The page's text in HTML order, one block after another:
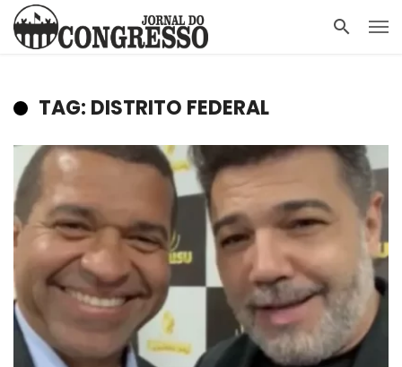
TAG: DISTRITO FEDERAL